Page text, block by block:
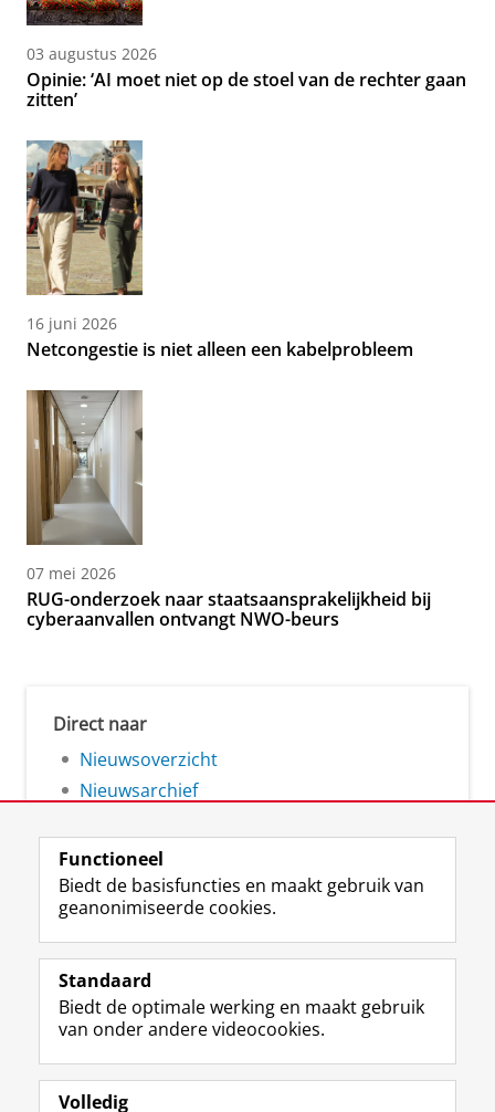
03 augustus 2026
Opinie: ‘AI moet niet op de stoel van de rechter gaan
zitten’
16 juni 2026
Netcongestie is niet alleen een kabelprobleem
07 mei 2026
RUG-onderzoek naar staatsaansprakelijkheid bij
cyberaanvallen ontvangt NWO-beurs
Direct naar
Nieuwsoverzicht
Nieuwsarchief
Volg de RUG
F
a
e
b
o
L
i
k
e
I
R
S
-
f
e
I
n
t
r
Y
o
T
e
Studiekiezers
Alumni
Functioneel
Biedt de basisfuncties en maakt gebruik van
geanonimiseerde cookies.
Standaard
Biedt de optimale werking en maakt gebruik
van onder andere videocookies.
Volledig